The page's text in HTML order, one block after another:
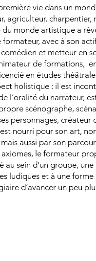
vie dans un
agriculteur, charpentier,
monde artistique a
formateur, avec à son
et metteur en
de formations,
en études
holistique : il est
l’oralité du narrateur,
scénographe,
personnages, créateur
nourri pour son art,
aussi par son
axiomes, le formateur
au sein d’un groupe,
ludiques et à une
d’avancer un peu